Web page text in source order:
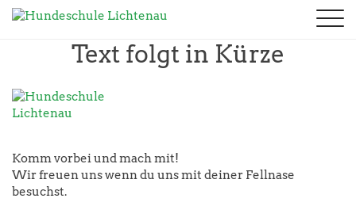
Ausbildungen
Unterordnung
Rally Obedience
Seminare
Kurse
Trainingszeiten
Seminare
Kontakt
Verein
Vorstand
Trainer
Kontakt & Anfahrt
2025
2024
Links
Sponsoren
Text folgt in Kürze
Komm vorbei und mach mit!
Wir freuen uns wenn du uns mit deiner Fellnase
besuchst.